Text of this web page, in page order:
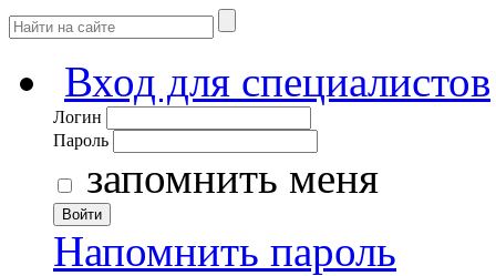
Вход для специалистов
Логин
Пароль
запомнить меня
Войти
Напомнить пароль